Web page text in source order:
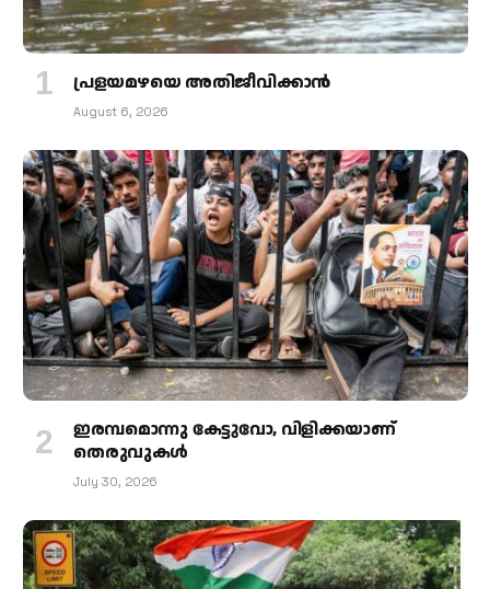
പ്രളയമഴയെ അതിജീവിക്കാന്‍
August 6, 2026
ഇരമ്പമൊന്നു കേട്ടുവോ, വിളിക്കയാണ്
തെരുവുകള്‍
July 30, 2026